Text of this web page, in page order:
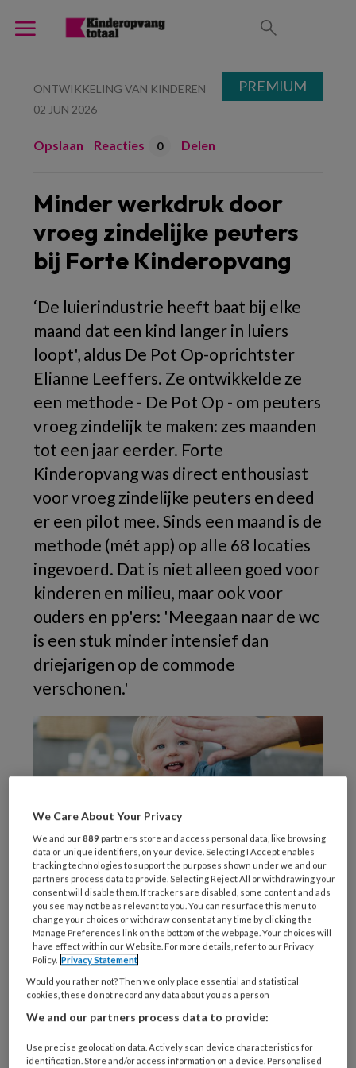
ONTWIKKELING VAN KINDEREN
02 JUN 2026
Opslaan Reacties 0 Delen
Minder werkdruk door
vroeg zindelijke peuters
bij Forte Kinderopvang
‘De luierindustrie heeft baat bij elke
maand dat een kind langer in luiers
loopt', aldus De Pot Op-oprichtster
Elianne Leeffers. Ze ontwikkelde ze
een methode - De Pot Op - om peuters
vroeg zindelijk te maken: zes maanden
tot een jaar eerder. Forte
Kinderopvang was direct enthousiast
voor vroeg zindelijke peuters en deed
er een pilot mee. Sinds een maand is de
methode (mét app) op alle 68 locaties
ingevoerd. Dat is niet alleen goed voor
kinderen en milieu, maar ook voor
ouders en pp'ers: 'Meegaan naar de wc
is een stuk minder intensief dan
driejarigen op de commode
verschonen.'
MoniquevanSelmFotografie
Maaike
REGISTREREN
PREMIUM
We Care About Your Privacy
We and our889 partners store and access personal data, like browsing
data or unique identifiers, on your device. Selecting I Accept enables
tracking technologies to support the purposes shown under we and our
partners process data to provide. Selecting Reject All or withdrawing your
consent will disable them. If trackers are disabled, some content and ads
you see may not be as relevant to you. You can resurface this menu to
change your choices or withdraw consent at any time by clicking the
Manage Preferences link on the bottom of the webpage. Your choices will
have effect within our Website. For more details, refer to our Privacy
Policy. Privacy Statement
Would you rather not? Then we only place essential and statistical
cookies, these do not record any data about you as a person
We and our partners process data to provide:
Use precise geolocation data. Actively scan device characteristics for
identification. Store and/or access information on a device. Personalised